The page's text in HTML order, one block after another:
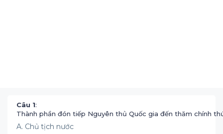
Câu 1:
Thành phần đón tiếp Nguyên thủ Quốc gia đến thăm chính
A. Chủ tịch nước